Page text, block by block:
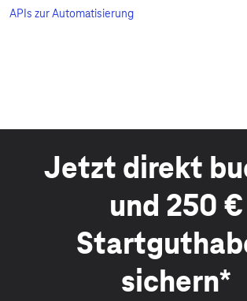
APIs zur Automatisierung
Jetzt direkt
und 250 €
sichern*